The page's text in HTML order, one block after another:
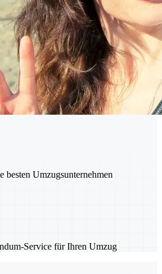
besten Umzugsunternehmen
Service für Ihren Umzug